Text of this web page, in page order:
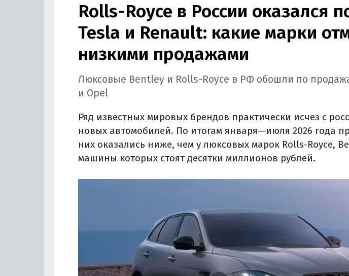
Rolls-Royce в России оказался
Tesla и Renault: какие марки
низкими продажами
Люксовые Bentley и Rolls-Royce в РФ обошли по
и Opel
Ряд известных мировых брендов практически исчез с
новых автомобилей. По итогам января—июля 2026 года
них оказались ниже, чем у люксовых марок Rolls-Royce,
машины которых стоят десятки миллионов рублей.